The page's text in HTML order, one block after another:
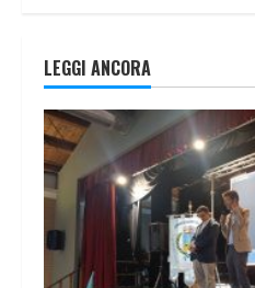
LEGGI ANCORA